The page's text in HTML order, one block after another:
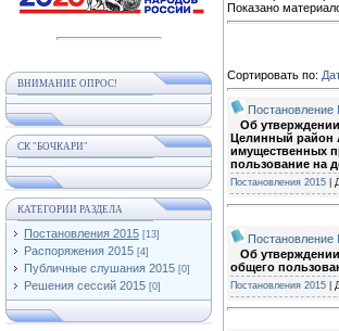
ВНИМАНИЕ ОПРОС!
СК "БОЧКАРИ"
КАТЕГОРИИ РАЗДЕЛА
Постановления 2015 [13]
Распоряжения 2015 [4]
Публичные слушания 2015 [0]
Решения сессий 2015 [0]
Показано
Сортировать по:
Об
Целинный район
имущественных
пользование на
Постановления 2015 |
Об утверждении
общего
Постановления 2015 |